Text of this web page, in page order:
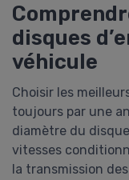
disques
véhicule
Choisir les
toujours par une
diamètre du
vitesses
la transmission